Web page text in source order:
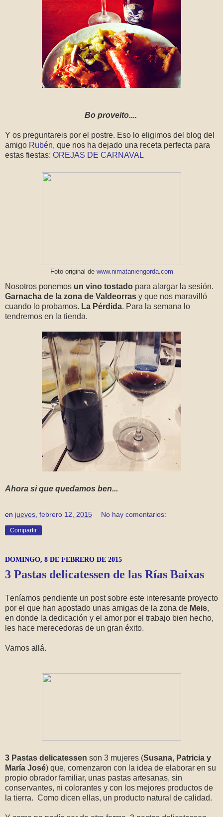
Bo proveito....
Y os preguntareis por el postre. Eso lo eligimos del blog del
amigo Rubén, que nos ha dejado una receta perfecta para
estas fiestas: OREJAS DE CARNAVAL
Foto original de www.nimataniengorda.com
Nosotros ponemos un vino tostado para alargar la sesión.
Garnacha de la zona de Valdeorras y que nos maravilló
cuando lo probamos. La Pérdida. Para la semana lo
tendremos en la tienda.
Ahora si que quedamos ben...
en jueves, febrero 12, 2015 No hay comentarios:
Compartir
DOMINGO, 8 DE FEBRERO DE 2015
3 Pastas delicatessen de las Rías Baixas
Teníamos pendiente un post sobre este interesante proyecto
por el que han apostado unas amigas de la zona de Meis,
en donde la dedicación y el amor por el trabajo bien hecho,
les hace merecedoras de un gran éxito.
Vamos allá.
3 Pastas delicatessen son 3 mujeres (Susana, Patricia y
María José) que, comenzaron con la idea de elaborar en su
propio obrador familiar, unas pastas artesanas, sin
conservantes, ni colorantes y con los mejores productos de
la tierra. Como dicen ellas, un producto natural de calidad.